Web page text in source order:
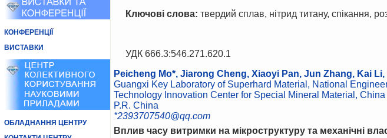
КОНФЕРЕНЦІЇ
ВИСТАВКИ
ОБЛАДНАННЯ ЦЕНТРУ
Ключові слова: твердий сплав, нітрид титану, спікання,
УДК 666.3:546.271.620.1
Peicheng Mo*, Jiarong Cheng, Xiaoyi Pan, Jun Zhang, Kai
Guangxi Key Laboratory of Superhard Material, National
Technology Innovation Center for Special Mineral Material,
P.R. China
*2393707540@qq.com
Вплив часу витримки на мікроструктуру та механічні